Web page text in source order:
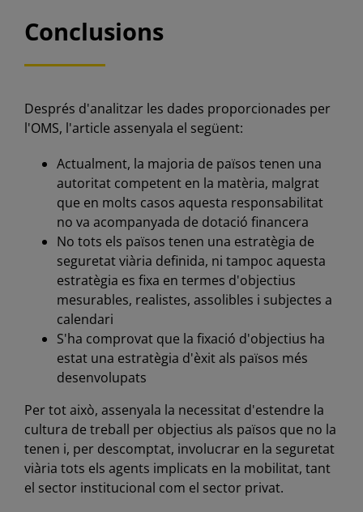
Conclusions
Després d'analitzar les dades proporcionades per
l'OMS, l'article assenyala el següent:
Actualment, la majoria de països tenen una
autoritat competent en la matèria, malgrat
que en molts casos aquesta responsabilitat
no va acompanyada de dotació financera
No tots els països tenen una estratègia de
seguretat viària definida, ni tampoc aquesta
estratègia es fixa en termes d'objectius
mesurables, realistes, assolibles i subjectes a
calendari
S'ha comprovat que la fixació d'objectius ha
estat una estratègia d'èxit als països més
desenvolupats
Per tot això, assenyala la necessitat d'estendre la
cultura de treball per objectius als països que no la
tenen i, per descomptat, involucrar en la seguretat
viària tots els agents implicats en la mobilitat, tant
el sector institucional com el sector privat.